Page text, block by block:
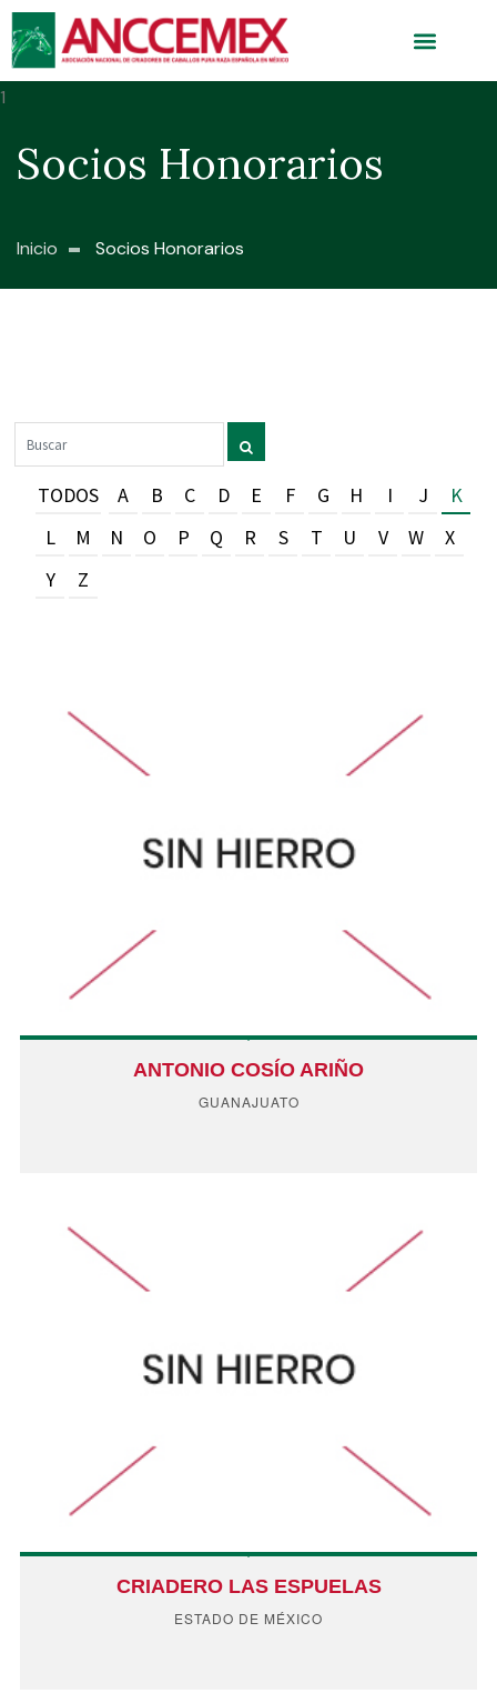
Socios Honorarios
Inicio Socios Honorarios
TODOS A B C D E F G H I J
K
L
M N O P Q R S T U V W
X
Y
Z
ANTONIO COSÍO ARIÑO
GUANAJUATO
CRIADERO LAS ESPUELAS
ESTADO DE MÉXICO